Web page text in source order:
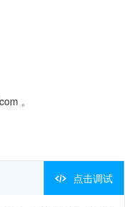
。
点击调试